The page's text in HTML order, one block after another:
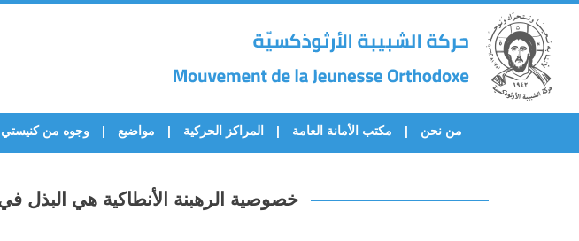
من نحن مكتب الأمانة العامة المراكز الحركية مواضيع وجوه من كنيستي
خصوصية الرهبنة الأنطاكية هي البذل